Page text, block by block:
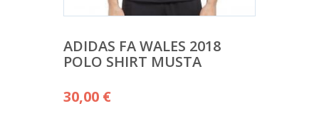
ADIDAS FA WALES 2018
POLO SHIRT MUSTA
30,00 €